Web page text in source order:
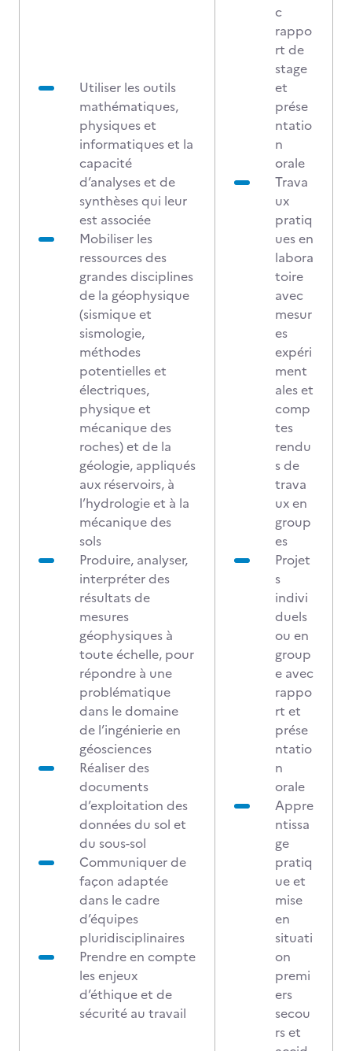
Utiliser les outils
mathématiques,
physiques et
informatiques et la
capacité
d’analyses et de
synthèses qui leur
est associée
Mobiliser les
ressources des
grandes disciplines
de la géophysique
(sismique et
sismologie,
méthodes
potentielles et
électriques,
physique et
mécanique des
roches) et de la
géologie, appliqués
aux réservoirs, à
l’hydrologie et à la
mécanique des
sols
Produire, analyser,
interpréter des
résultats de
mesures
géophysiques à
toute échelle, pour
répondre à une
problématique
dans le domaine
de l’ingénierie en
géosciences
Réaliser des
documents
d’exploitation des
données du sol et
du sous-sol
Communiquer de
façon adaptée
dans le cadre
d’équipes
pluridisciplinaires
Prendre en compte
les enjeux
d’éthique et de
sécurité au travail
c
rappo
rt de
stage
et
prése
ntatio
n
orale
Trava
ux
pratiq
ues en
labora
toire
avec
mesur
es
expéri
ment
ales et
comp
tes
rendu
s de
trava
ux en
group
es
Projet
s
indivi
duels
ou en
group
e avec
rappo
rt et
prése
ntatio
n
orale
Appre
ntissa
ge
pratiq
ue et
mise
en
situati
on
premi
ers
secou
rs et